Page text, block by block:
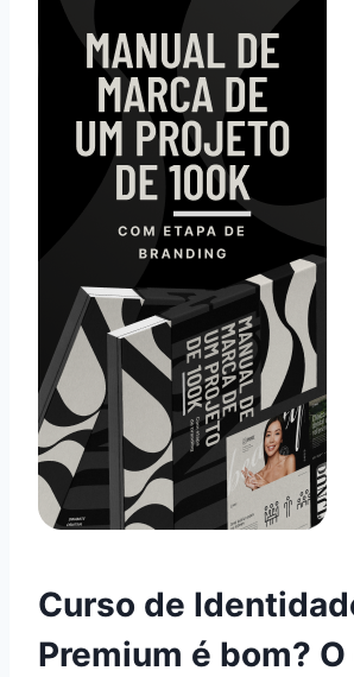
Curso de
Premium é bom?